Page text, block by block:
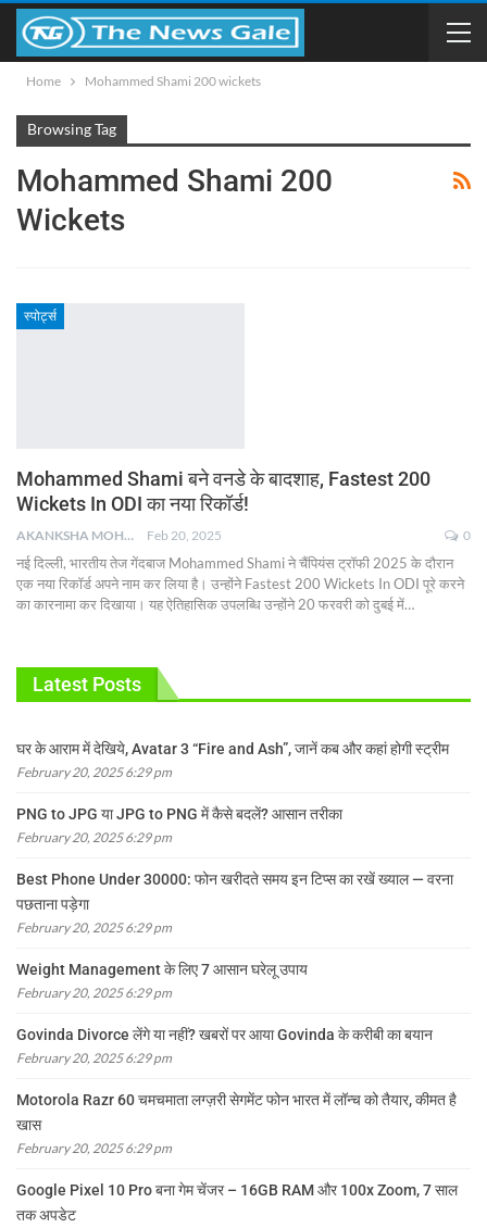
Home Mohammed Shami 200 wickets
Browsing Tag
Mohammed Shami 200
Wickets
स्पोर्ट्स
Mohammed Shami बने वनडे के बादशाह, Fastest 200
Wickets In ODI का नया रिकॉर्ड!
AKANKSHA MOHAN Feb 20, 2025 0
नई दिल्ली, भारतीय तेज गेंदबाज Mohammed Shami ने चैंपियंस ट्रॉफी 2025 के दौरान
एक नया रिकॉर्ड अपने नाम कर लिया है। उन्होंने Fastest 200 Wickets In ODI पूरे करने
का कारनामा कर दिखाया। यह ऐतिहासिक उपलब्धि उन्होंने 20 फरवरी को दुबई में…
Latest Posts
घर के आराम में देखिये, Avatar 3 “Fire and Ash”, जानें कब और कहां होगी स्ट्रीम
February 20, 2025 6:29 pm
PNG to JPG या JPG to PNG में कैसे बदलें? आसान तरीका
February 20, 2025 6:29 pm
Best Phone Under 30000: फोन खरीदते समय इन टिप्स का रखें ख्याल — वरना
पछताना पड़ेगा
February 20, 2025 6:29 pm
Weight Management के लिए 7 आसान घरेलू उपाय
February 20, 2025 6:29 pm
Govinda Divorce लेंगे या नहीं? खबरों पर आया Govinda के करीबी का बयान
February 20, 2025 6:29 pm
Motorola Razr 60 चमचमाता लग्ज़री सेगमेंट फोन भारत में लॉन्च को तैयार, कीमत है
खास
February 20, 2025 6:29 pm
Google Pixel 10 Pro बना गेम चेंजर – 16GB RAM और 100x Zoom, 7 साल
तक अपडेट